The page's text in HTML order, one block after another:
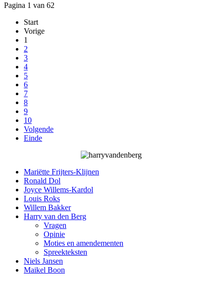
Pagina 1 van 62
Start
Vorige
1
2
3
4
5
6
7
8
9
10
Volgende
Einde
Mariëtte Frijters-Klijnen
Ronald Dol
Joyce Willems-Kardol
Louis Roks
Willem Bakker
Harry van den Berg
Vragen
Opinie
Moties en amendementen
Spreekteksten
Niels Jansen
Maikel Boon